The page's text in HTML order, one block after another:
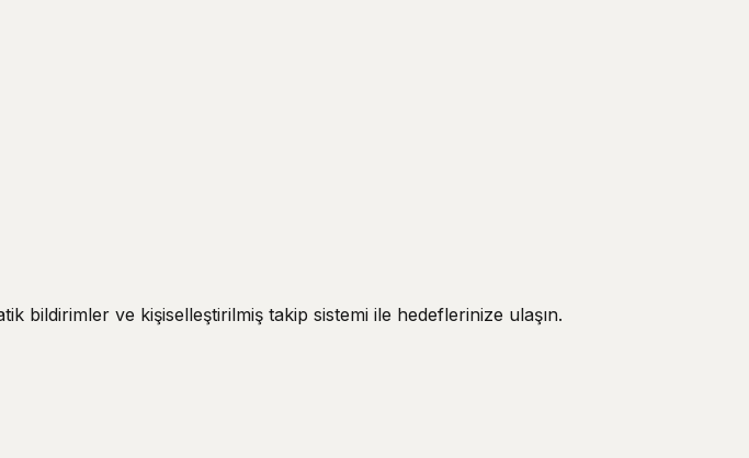
bildirimler ve kişiselleştirilmiş takip sistemi ile hedeflerinize ulaşın.